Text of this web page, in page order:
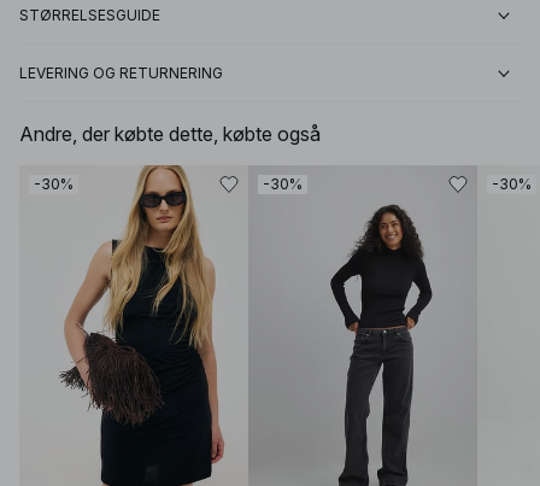
STØRRELSESGUIDE
LEVERING OG RETURNERING
Andre, der købte dette, købte også
-30% -30% -30%